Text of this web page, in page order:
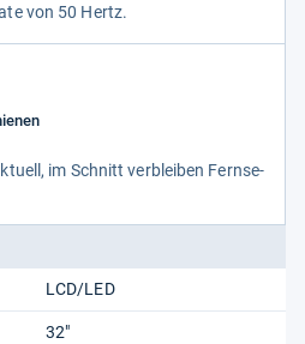
von 50 Hertz.
im Schnitt ver­blei­ben Fern­se­
LCD/LED
32"